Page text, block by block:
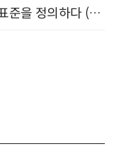
차세대 AICC, 고객 서비스의 새로운 표준을 정의하다 (9/9)